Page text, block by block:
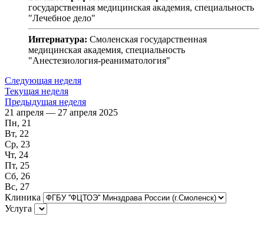
государственная медицинская академия, специальность
"Лечебное дело"
Интернатура: Смоленская государственная
медицинская академия, специальность
"Анестезиология-реаниматология"
Следующая неделя
Текущая неделя
Предыдущая неделя
21 апреля — 27 апреля 2025
Пн, 21
Вт, 22
Ср, 23
Чт, 24
Пт, 25
Сб, 26
Вс, 27
Клиника
Услуга